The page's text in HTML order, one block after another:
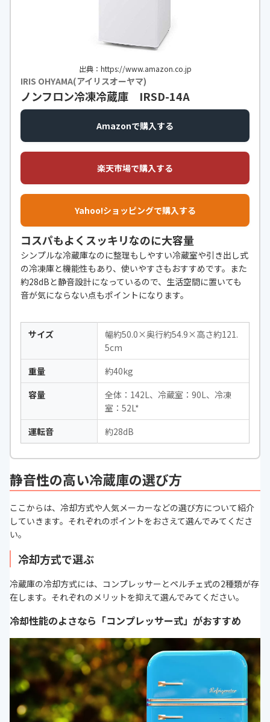
出典：https://www.amazon.co.jp
IRIS OHYAMA(アイリスオーヤマ)
ノンフロン冷凍冷蔵庫 IRSD-14A
Amazonで購入する
楽天市場で購入する
Yahoo!ショッピングで購入する
コスパもよくスッキリなのに大容量
シンプルな冷蔵庫なのに整理もしやすい冷蔵室や引き出し式
の冷凍庫と機能性もあり、使いやすさもおすすめです。また
約28dBと静音設計になっているので、生活空間に置いても
音が気にならない点もポイントになります。
サイズ
幅約50.0×奥行約54.9×高さ約121.
5cm
重量
約40kg
容量
全体：142L、冷蔵室：90L、冷凍
室：52L*
運転音
約28dB
静音性の高い冷蔵庫の選び方
ここからは、冷却方式や人気メーカーなどの選び方について紹介
していきます。それぞれのポイントをおさえて選んでみてくださ
い。
冷却方式で選ぶ
冷蔵庫の冷却方式には、コンプレッサーとペルチェ式の2種類が存
在します。それぞれのメリットを抑えて選んでみてください。
冷却性能のよさなら「コンプレッサー式」がおすすめ